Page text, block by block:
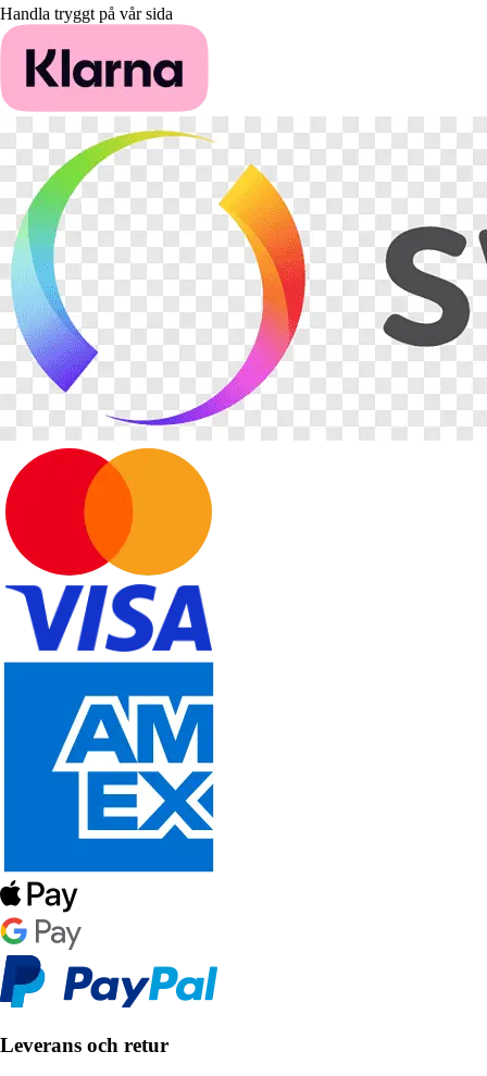
Handla tryggt på vår sida
Leverans och retur